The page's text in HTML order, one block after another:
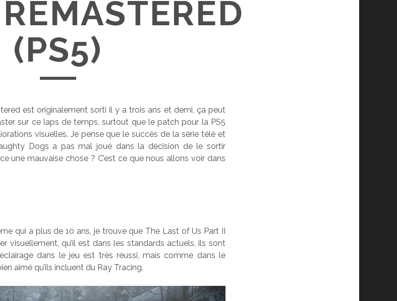
(PS5)
est originalement sorti il y a trois ans et demi, ça peut
sur ce laps de temps, surtout que le patch pour la PS5
visuelles. Je pense que le succès de la série télé et
Dogs a pas mal joué dans la décision de le sortir
une mauvaise chose ? C’est ce que nous allons voir dans
qui a plus de 10 ans, je trouve que The Last of Us Part II
visuellement, qu’il est dans les standards actuels, ils sont
dans le jeu est très réussi, mais comme dans le
aimé qu’ils incluent du Ray Tracing.